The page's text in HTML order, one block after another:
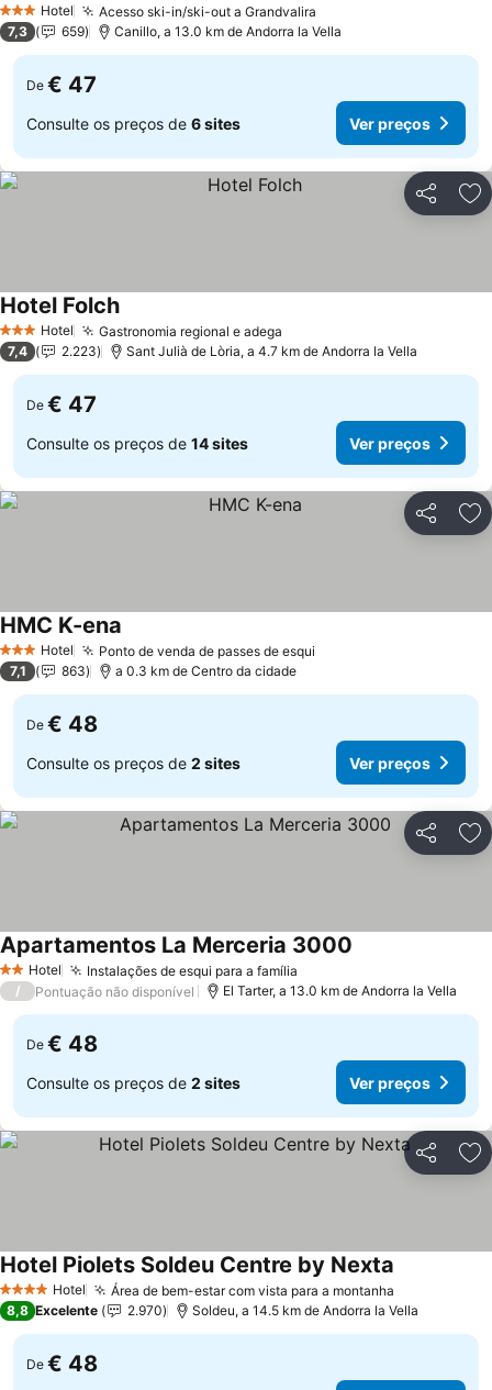
3 EstrelasHotel Acesso ski-in/ski-out a Grandvalira
7,3 659 Canillo, a 13.0 km de Andorra la Vella
De € 47
Consulte os preços de 6 sites Ver preços
Partilhar
3 EstrelasHotel Gastronomia regional e adega
Hotel FolchVer preços
7,4 2.223 Sant Julià de Lòria, a 4.7 km de Andorra la Vella
De € 47
Consulte os preços de 14 sites Ver preços
Partilhar
3 EstrelasHotel Ponto de venda de passes de esqui
HMC K-ena
7,1 863 a 0.3 km de Centro da cidade
De € 48
Consulte os preços de 2 sites Ver preços
Partilhar
2 Estrelas
Hotel Instalações de esqui para a família
Apartamentos La Merceria 3000
/ Pontuação não disponível El Tarter, a 13.0 km de Andorra la Vella
De € 48
Consulte os preços de 2 sites Ver preços
Partilhar
4 EstrelasHotel Área de bem-estar com vista para a montanha
Hotel Piolets Soldeu Centre by Nexta
8,8 Excelente 2.970 Soldeu, a 14.5 km de Andorra la Vella
De € 48